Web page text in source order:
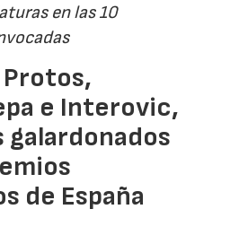
en las 10
Protos,
e Interovic,
de España